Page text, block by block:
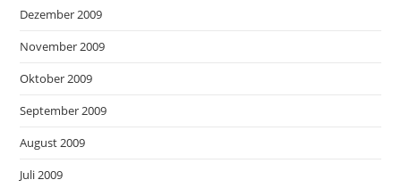
Dezember 2009
November 2009
Oktober 2009
September 2009
August 2009
Juli 2009